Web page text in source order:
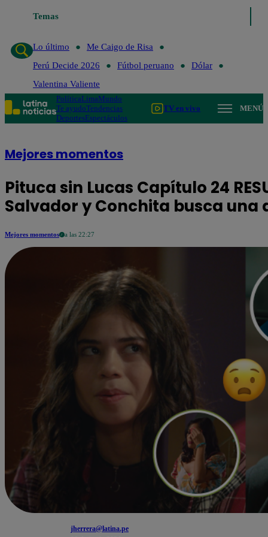
Temas
Lo último
Me Caigo de Risa
Perú Decide 2026
Fútbol peruano
Dólar
Valentina Valiente
PolíticaLimaMundo
Te ayudoTendencias
DeportesEspectáculos
TV en vivo MENÚ
Mejores momentos
Pituca sin Lucas Capítulo 24
Salvador y Conchita busca una
Mejores momentos a las 22:27
jherrera@latina.pe